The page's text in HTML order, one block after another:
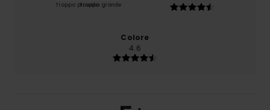
Troppo piccoloTroppo grande
Colore
4.6